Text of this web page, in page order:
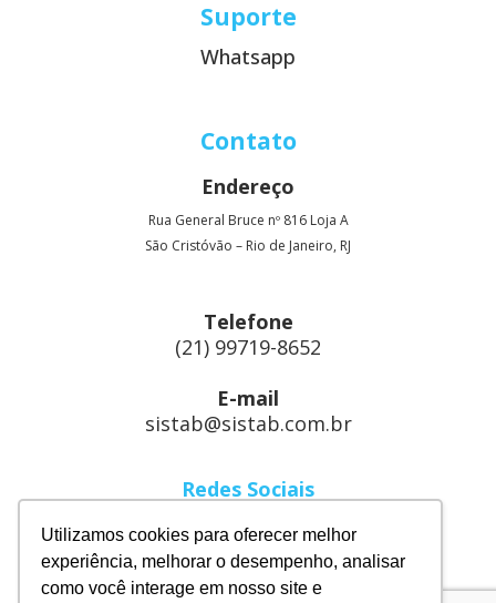
Utilizamos cookies para oferecer melhor
experiência, melhorar o desempenho, analisar
como você interage em nosso site e
Suporte
Whatsapp
Contato
Endereço
Rua General Bruce nº 816 Loja A
São Cristóvão – Rio de Janeiro, RJ
Telefone
(21) 99719-8652
E-mail
sistab@sistab.com.br
Redes Sociais
Linkedin
Instagram
Facebook